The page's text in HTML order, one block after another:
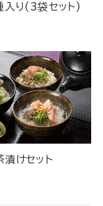
入り(3袋セット)
漬けセット